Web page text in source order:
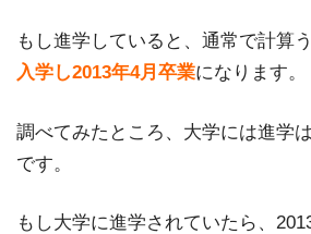
もし進学していると、通常で計算う
入学し2013年4月卒業になります。
調べてみたところ、大学には進学
です。
もし大学に進学されていたら、